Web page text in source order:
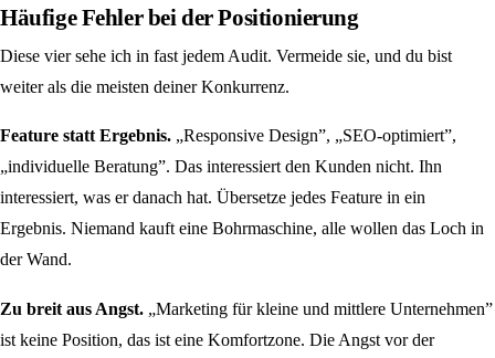
Häufige Fehler bei der Positionierung
Diese vier sehe ich in fast jedem Audit. Vermeide sie, und du bist
weiter als die meisten deiner Konkurrenz.
Feature statt Ergebnis. „Responsive Design”, „SEO-optimiert”,
„individuelle Beratung”. Das interessiert den Kunden nicht. Ihn
interessiert, was er danach hat. Übersetze jedes Feature in ein
Ergebnis. Niemand kauft eine Bohrmaschine, alle wollen das Loch in
der Wand.
Zu breit aus Angst. „Marketing für kleine und mittlere Unternehmen”
ist keine Position, das ist eine Komfortzone. Die Angst vor der